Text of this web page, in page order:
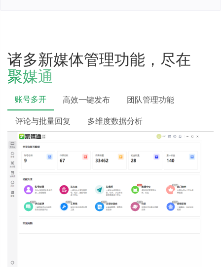
诸多新媒体管理功能，尽在
聚媒通
账号多开 高效一键发布 团队管理功能
评论与批量回复 多维度数据分析